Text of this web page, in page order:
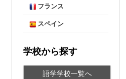
フランス
スペイン
学校から探す
語学学校一覧へ